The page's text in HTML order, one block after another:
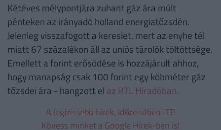
Kétéves mélypontjára zuhant gáz ára múlt
pénteken az irányadó holland energiatőzsdén.
Jelenleg visszafogott a kereslet, mert az enyhe tél
miatt 67 százalékon áll az uniós tárolók töltöttsége.
Emellett a forint erősödése is hozzájárult ahhoz,
hogy manapság csak 100 forint egy köbméter gáz
tőzsdei ára - hangzott el az RTL Híradóban.
A legfrissebb hírek, időrendben ITT!
Kövess minket a Google Hírek-ben is!